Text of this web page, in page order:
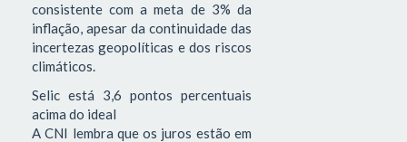
consistente com a meta de 3% da
inflação, apesar da continuidade das
incertezas geopolíticas e dos riscos
climáticos.
Selic está 3,6 pontos percentuais
acima do ideal
A CNI lembra que os juros estão em